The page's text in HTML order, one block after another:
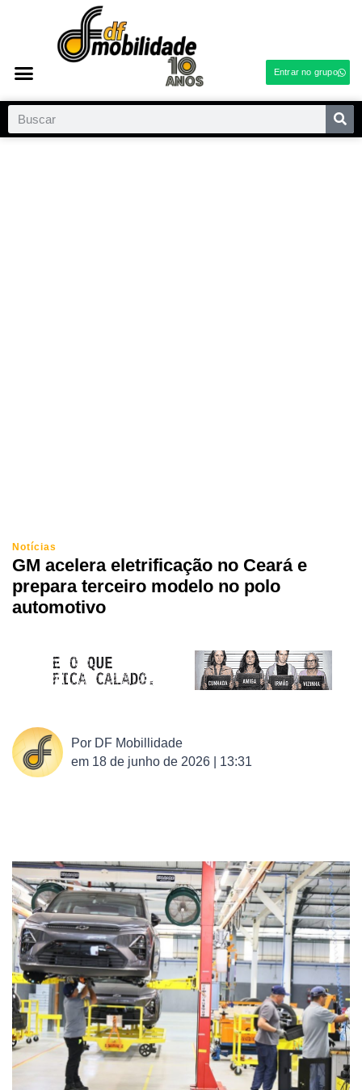
Entrar no grupo
Notícias
GM acelera eletrificação no Ceará e
prepara terceiro modelo no polo
automotivo
Por DF Mobillidade
em 18 de junho de 2026 | 13:31